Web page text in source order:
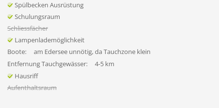
Spülbecken Ausrüstung
Schulungsraum
Schliessfächer
Lampenlademöglichkeit
Boote:
am Edersee unnötig, da Tauchzone klein
Entfernung Tauchgewässer:
4-5 km
Hausriff
Aufenthaltsraum